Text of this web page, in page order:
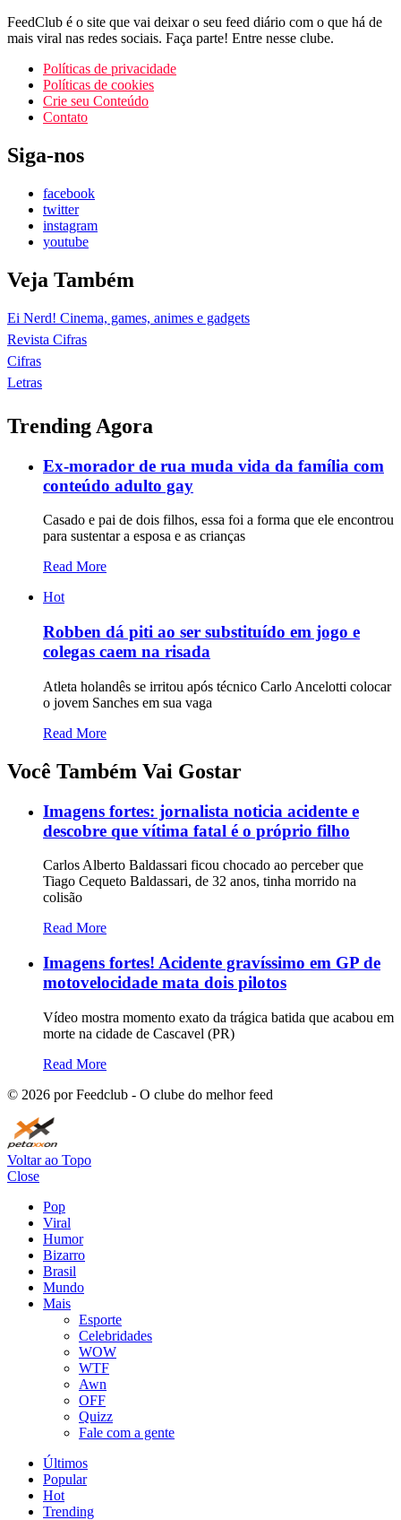
FeedClub é o site que vai deixar o seu feed diário com o que há de
mais viral nas redes sociais. Faça parte! Entre nesse clube.
Políticas de privacidade
Políticas de cookies
Crie seu Conteúdo
Contato
Siga-nos
facebook
twitter
instagram
youtube
Veja Também
Ei Nerd! Cinema, games, animes e gadgets
Revista Cifras
Cifras
Letras
Trending Agora
Ex-morador de rua muda vida da família com
conteúdo adulto gay
Casado e pai de dois filhos, essa foi a forma que ele encontrou
para sustentar a esposa e as crianças
Read More
Hot
Robben dá piti ao ser substituído em jogo e
colegas caem na risada
Atleta holandês se irritou após técnico Carlo Ancelotti colocar
o jovem Sanches em sua vaga
Read More
Você Também Vai Gostar
Imagens fortes: jornalista noticia acidente e
descobre que vítima fatal é o próprio filho
Carlos Alberto Baldassari ficou chocado ao perceber que
Tiago Cequeto Baldassari, de 32 anos, tinha morrido na
colisão
Read More
Imagens fortes! Acidente gravíssimo em GP de
motovelocidade mata dois pilotos
Vídeo mostra momento exato da trágica batida que acabou em
morte na cidade de Cascavel (PR)
Read More
© 2026 por Feedclub - O clube do melhor feed
Voltar ao Topo
Close
Pop
Viral
Humor
Bizarro
Brasil
Mundo
Mais
Esporte
Celebridades
WOW
WTF
Awn
OFF
Quizz
Fale com a gente
Últimos
Popular
Hot
Trending